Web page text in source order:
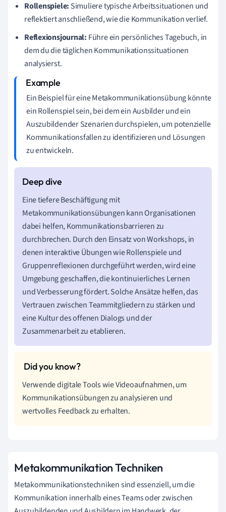
Rollenspiele: Simuliere typische Arbeitssituationen und
reflektiert anschließend, wie die Kommunikation verlief.
Reflexionsjournal: Führe ein persönliches Tagebuch, in
dem du die täglichen Kommunikationssituationen
analysierst.
Ein Beispiel für eine Metakommunikationsübung könnte
ein Rollenspiel sein, bei dem ein Ausbilder und ein
Auszubildender Szenarien durchspielen, um potenzielle
Kommunikationsfallen zu identifizieren und Lösungen
zu entwickeln.
Eine tiefere Beschäftigung mit
Metakommunikationsübungen kann Organisationen
dabei helfen, Kommunikationsbarrieren zu
durchbrechen. Durch den Einsatz von Workshops, in
denen interaktive Übungen wie Rollenspiele und
Gruppenreflexionen durchgeführt werden, wird eine
Umgebung geschaffen, die kontinuierliches Lernen
und Verbesserung fördert. Solche Ansätze helfen, das
Vertrauen zwischen Teammitgliedern zu stärken und
eine Kultur des offenen Dialogs und der
Zusammenarbeit zu etablieren.
Verwende digitale Tools wie Videoaufnahmen, um
Kommunikationsübungen zu analysieren und
wertvolles Feedback zu erhalten.
Metakommunikation Techniken
Metakommunikationstechniken sind essenziell, um die
Kommunikation innerhalb eines Teams oder zwischen